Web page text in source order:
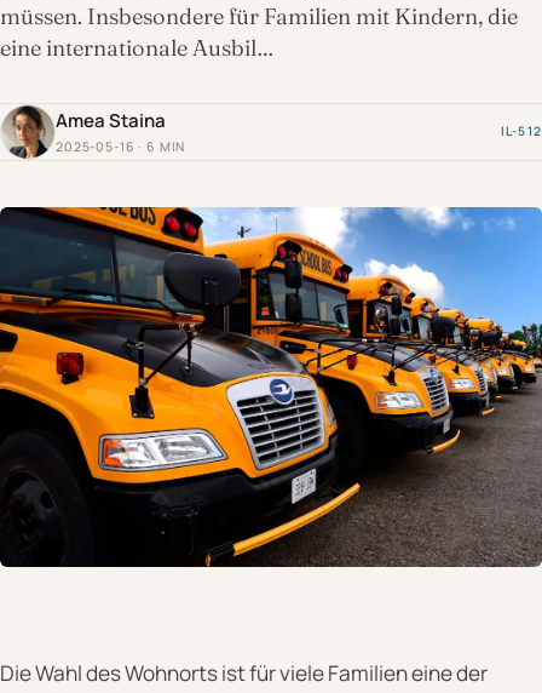
müssen. Insbesondere für Familien mit Kindern, die
eine internationale Ausbil…
Amea Staina
2025-05-16 · 6 MIN
IL-512
Die Wahl des Wohnorts ist für viele Familien eine der